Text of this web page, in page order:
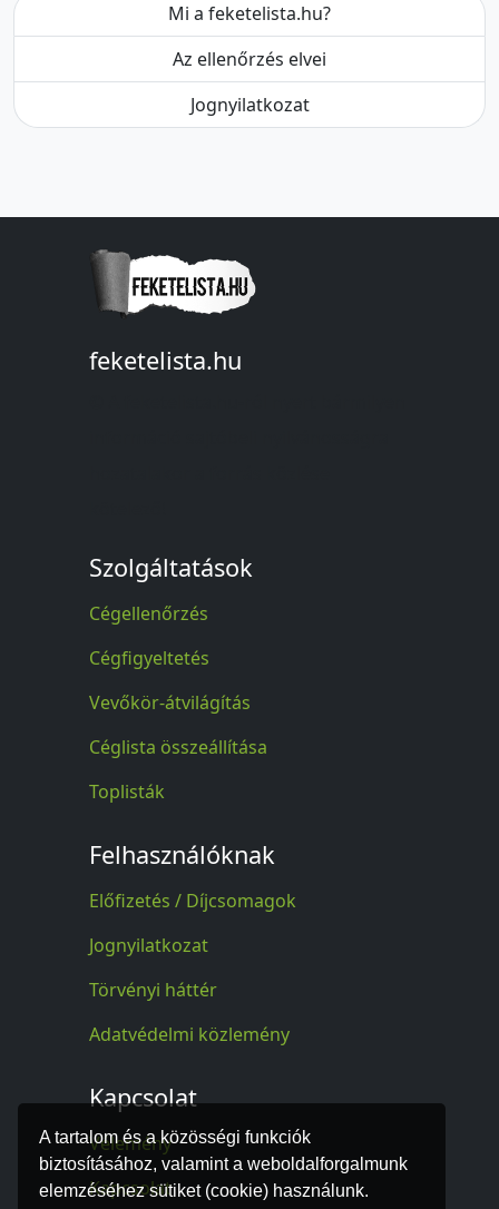
A tartalom és a közösségi funkciók
biztosításához, valamint a weboldalforgalmunk
elemzéséhez sütiket (cookie) használunk.
Mi a feketelista.hu?
Az ellenőrzés elvei
Jognyilatkozat
feketelista.hu
Szolgáltatások
Cégellenőrzés
Cégfigyeltetés
Vevőkör-átvilágítás
Céglista összeállítása
Toplisták
Felhasználóknak
Előfizetés / Díjcsomagok
Jognyilatkozat
Törvényi háttér
Adatvédelmi közlemény
Kapcsolat
Vélemény
Kapcsolat